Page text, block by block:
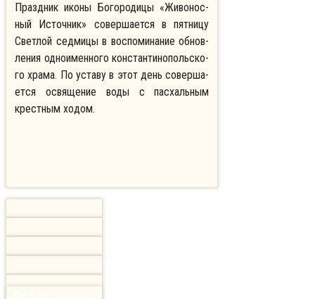
Праздник иконы Богородицы «Жи­во­нос­
ный Ис­точ­ник» совершается в пятницу
Светлой седмицы в воспоминание об­нов­
ле­ния одноименного кон­стан­ти­но­поль­ско­
го хра­ма. По уста­ву в этот день со­вер­ша­
ет­ся освящение воды с пас­халь­ным
крест­ным хо­дом.